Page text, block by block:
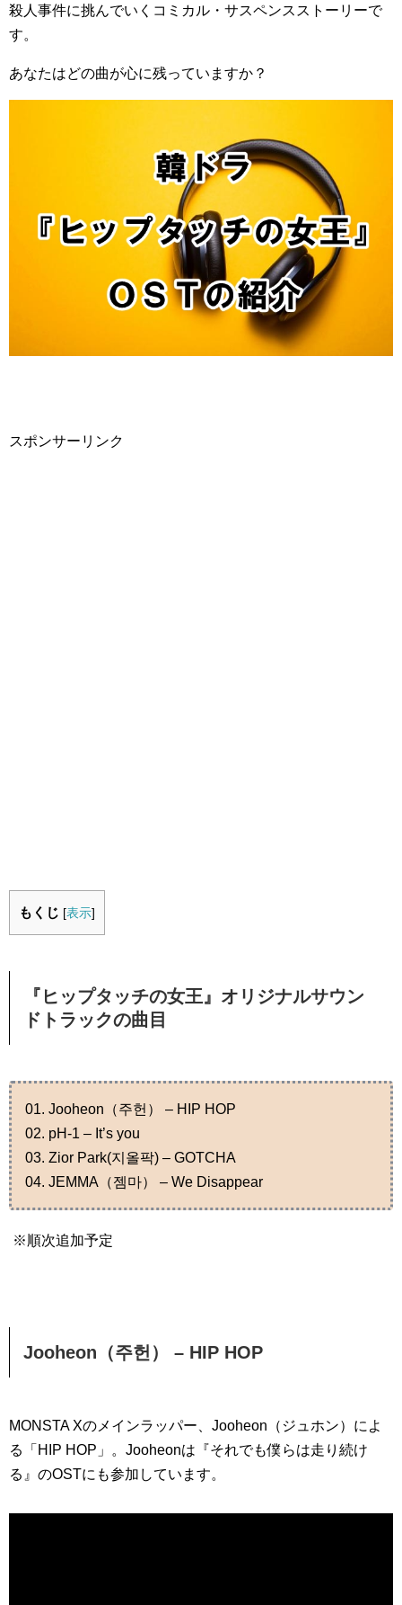
殺人事件に挑んでいくコミカル・サスペンスストーリーで
す。
あなたはどの曲が心に残っていますか？
スポンサーリンク
もくじ [表示]
『ヒップタッチの女王』オリジナルサウン
ドトラックの曲目
01. Jooheon（주헌） – HIP HOP
02. pH-1 – It’s you
03. Zior Park(지올팍) – GOTCHA
04. JEMMA（젬마） – We Disappear
※順次追加予定
Jooheon（주헌） – HIP HOP
MONSTA Xのメインラッパー、Jooheon（ジュホン）によ
る「HIP HOP」。Jooheonは『それでも僕らは走り続け
る』のOSTにも参加しています。